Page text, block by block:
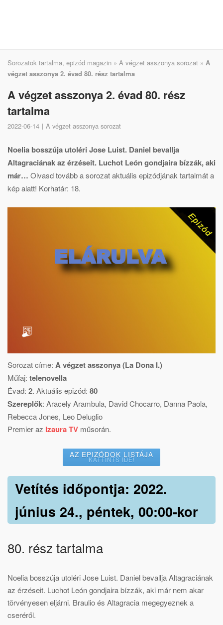
Sorozatok tartalma, epizód magazin » A végzet asszonya sorozat » A
végzet asszonya 2. évad 80. rész tartalma
A végzet asszonya 2. évad 80. rész
tartalma
2022-06-14 A végzet asszonya sorozat
Noelia bosszúja utoléri Jose Luist. Daniel bevallja
Altagraciának az érzéseit. Luchot León gondjaira bízzák, aki
már… Olvasd tovább a sorozat aktuális epizódjának tartalmát a
kép alatt! Korhatár: 18.
Sorozat címe: A végzet asszonya (La Dona I.)
Műfaj: telenovella
Évad: 2. Aktuális epizód: 80
Szereplők: Aracely Arambula, David Chocarro, Danna Paola,
Rebecca Jones, Leo Deluglio
Premier az Izaura TV műsorán.
AZ EPIZÓDOK LISTÁJA
KATTINTS IDE!
Vetítés időpontja: 2022.
június 24., péntek, 00:00-kor
80. rész tartalma
Noelia bosszúja utoléri Jose Luist. Daniel bevallja Altagraciának
az érzéseit. Luchot León gondjaira bízzák, aki már nem akar
törvényesen eljárni. Braulio és Altagracia megegyeznek a
cseréről.